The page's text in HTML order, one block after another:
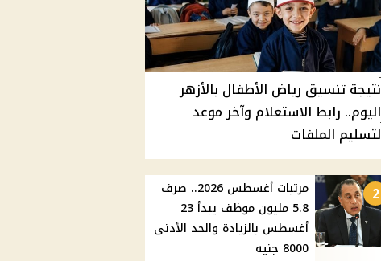
نتيجة تنسيق رياض الأطفال بالأزهر
اليوم.. رابط الاستعلام وآخر موعد
لتسليم الملفات
2
مرتبات أغسطس 2026.. صرف
5.8 مليون موظف يبدأ 23
أغسطس بالزيادة والحد الأدنى
8000 جنيه